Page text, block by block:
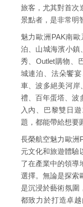
旅客，尤其對首次
景點者，是非常明
魅力歐洲PAK南
泊、山城海濱小鎮
秀、Outlet購物、
城連泊、法朵饗
車、波多絕美河岸
禮、百年蛋塔、波
入內、巴黎雙日
題，都能帶給想要
長榮航空魅力歐洲
元文化和旅遊體驗
了在產業中的領導
選擇。無論是探索
是沉浸於藝術氛圍
都致力於打造卓